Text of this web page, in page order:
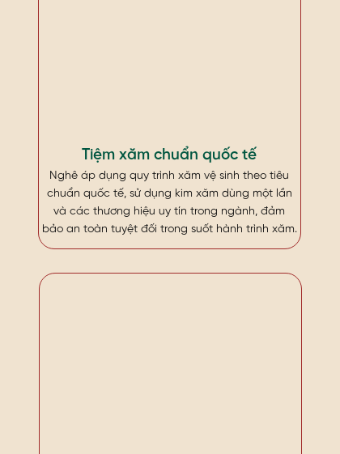
Tiệm xăm chuẩn quốc tế
Nghê áp dụng quy trình xăm vệ sinh theo tiêu
chuẩn quốc tế, sử dụng kim xăm dùng một lần
và các thương hiệu uy tín trong ngành, đảm
bảo an toàn tuyệt đối trong suốt hành trình xăm.